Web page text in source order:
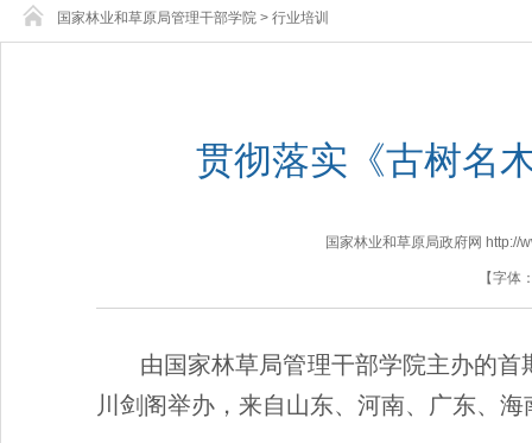
国家林业和草原局管理干部学院 > 行业培训
贯彻落实《古树名
国家林业和草原局政府网 http://
【字体
由国家林草局管理干部学院主办的
川剑阁举办，来自山东、河南、广东、